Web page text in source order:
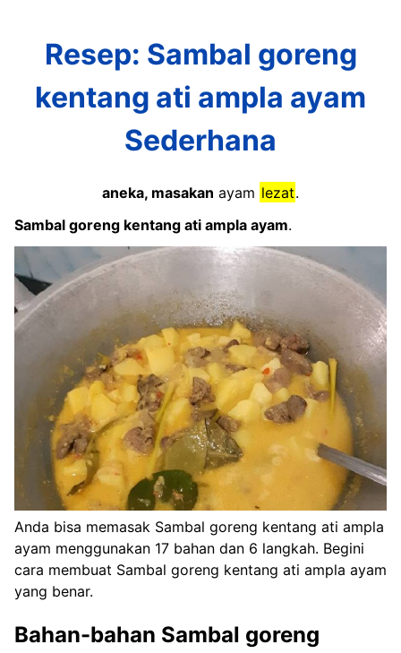
Resep: Sambal goreng
kentang ati ampla ayam
Sederhana
aneka, masakan ayam lezat.
Sambal goreng kentang ati ampla ayam.
Anda bisa memasak Sambal goreng kentang ati ampla
ayam menggunakan 17 bahan dan 6 langkah. Begini
cara membuat Sambal goreng kentang ati ampla ayam
yang benar.
Bahan-bahan Sambal goreng